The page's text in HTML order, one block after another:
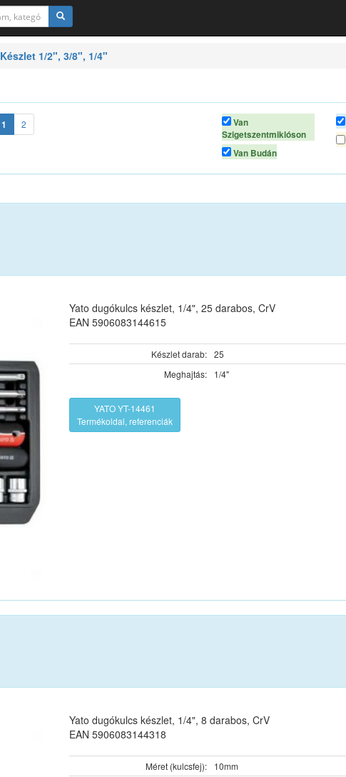
Készlet 1/2", 3/8", 1/4"
1 2
Van
Szigetszentmiklóson
Van Budán
Yato dugókulcs készlet, 1/4", 25 darabos, CrV
EAN 5906083144615
Készlet darab:
25
Meghajtás:
1/4"
YATO YT-14461
Termékoldal, referenciák
Yato dugókulcs készlet, 1/4", 8 darabos, CrV
EAN 5906083144318
Méret (kulcsfej):
10mm